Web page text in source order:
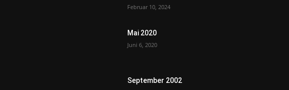
Februar 10, 2024
Mai 2020
Juni 6, 2020
September 2002